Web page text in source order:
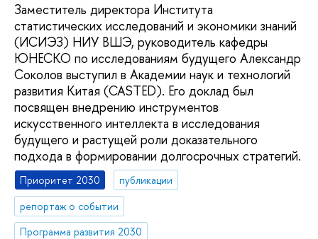
Заместитель директора Института
статистических исследований и экономики знаний
(ИСИЭЗ) НИУ ВШЭ, руководитель кафедры
ЮНЕСКО по исследованиям будущего Александр
Соколов выступил в Академии наук и технологий
развития Китая (CASTED). Его доклад был
посвящен внедрению инструментов
искусственного интеллекта в исследования
будущего и растущей роли доказательного
подхода в формировании долгосрочных стратегий.
Приоритет 2030
публикации
репортаж о событии
Программа развития 2030